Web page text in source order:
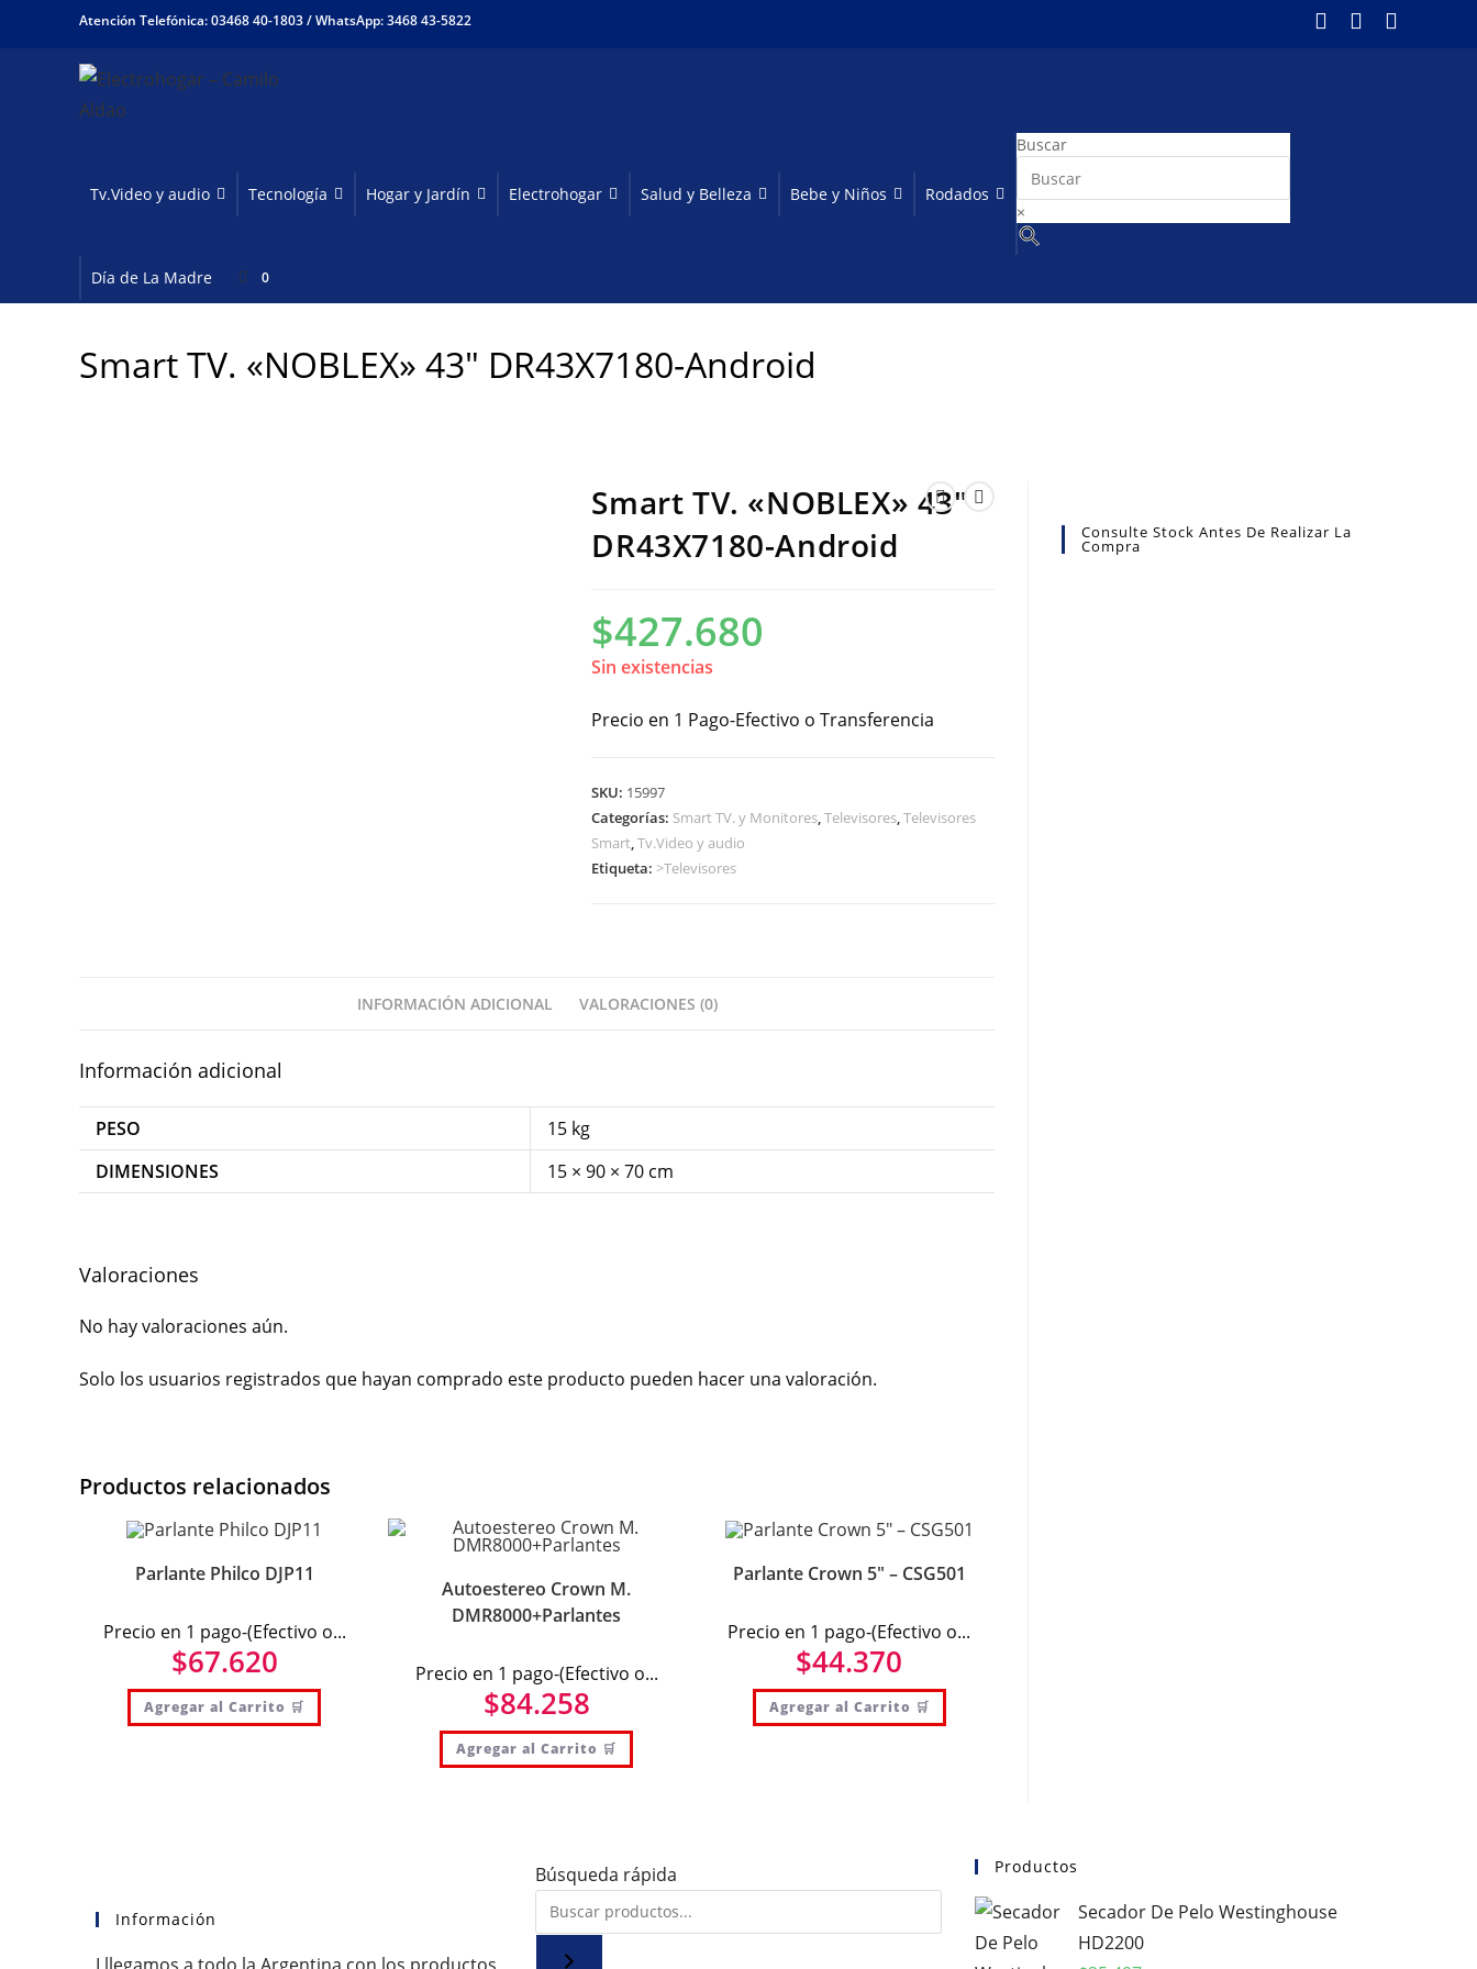
Atención Telefónica: 03468 40-1803 /WhatsApp: 3468 43-5822
Tv.Video y audio Tecnología Hogar y Jardín Electrohogar Salud y Belleza Bebe y Niños Rodados
Buscar
×
Día de La Madre 0
Smart TV. «NOBLEX» 43″ DR43X7180-Android
Smart TV. «NOBLEX» 43″
DR43X7180-Android
$427.680
Sin existencias
Precio en 1 Pago-Efectivo o Transferencia
SKU: 15997
Categorías: Smart TV. y Monitores,Televisores,Televisores
Smart,Tv.Video y audio
Etiqueta:>Televisores
INFORMACIÓN ADICIONAL VALORACIONES (0)
Información adicional
PESO
15 kg
DIMENSIONES
15 × 90 × 70 cm
Valoraciones
No hay valoraciones aún.
Solo los usuarios registrados que hayan comprado este producto pueden hacer una valoración.
Productos relacionados
Parlante Philco DJP11
Precio en 1 pago-(Efectivo o...
$67.620
Agregar al Carrito 🛒
Autoestereo Crown M.
DMR8000+Parlantes
Precio en 1 pago-(Efectivo o...
$84.258
Agregar al Carrito 🛒
Parlante Crown 5″ – CSG501
Precio en 1 pago-(Efectivo o...
$44.370
Agregar al Carrito 🛒
Consulte Stock Antes De Realizar La
Compra
Información
Búsqueda rápida Productos
Secador De Pelo Westinghouse
HD2200